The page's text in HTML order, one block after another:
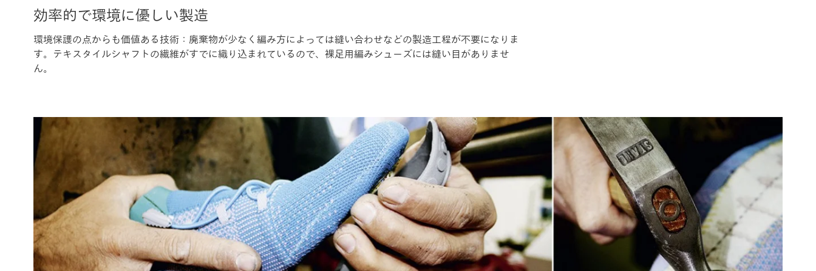
効率的で環境に優しい製造
環境保護の点からも価値ある技術：廃棄物が少なく編み方によっては縫い合わせなどの製造工程が不要になりま
す。テキスタイルシャフトの繊維がすでに織り込まれているので、裸足用編みシューズには縫い目がありませ
ん。